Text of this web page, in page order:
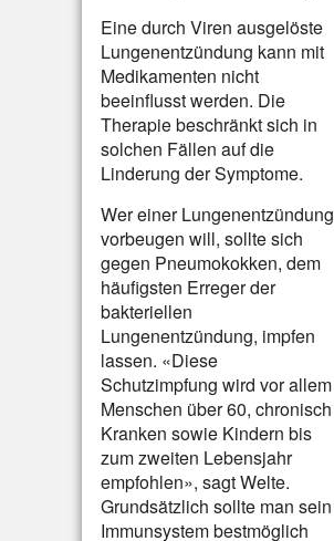
Eine durch Viren ausgelöste
Lungenentzündung kann mit
Medikamenten nicht
beeinflusst werden. Die
Therapie beschränkt sich in
solchen Fällen auf die
Linderung der Symptome.
Wer einer Lungenentzündung
vorbeugen will, sollte sich
gegen Pneumokokken, dem
häufigsten Erreger der
bakteriellen
Lungenentzündung, impfen
lassen. «Diese
Schutzimpfung wird vor allem
Menschen über 60, chronisch
Kranken sowie Kindern bis
zum zweiten Lebensjahr
empfohlen», sagt Welte.
Grundsätzlich sollte man sein
Immunsystem bestmöglich